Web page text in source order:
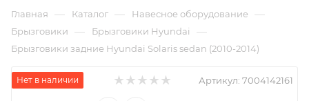
Главная — Каталог — Навесное оборудование —
Брызговики — Брызговики Hyundai —
Брызговики задние Hyundai Solaris sedan (2010-2014)
Нет в наличии Артикул: 7004142161